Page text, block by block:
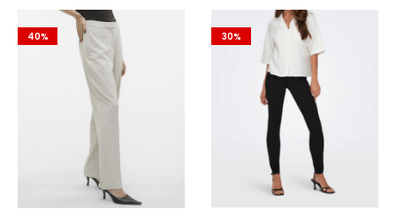
era:
39,99€.
era:
44,99€.
40% 30%